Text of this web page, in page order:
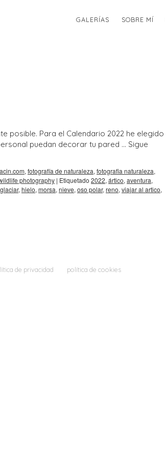
GALERÍAS SOBRE MÍ
posible. Para el Calendario 2022 he elegido
puedan decorar tu pared … Sigue
, fotografía de naturaleza, fotografia naturaleza,
photography | Etiquetado 2022, ártico, aventura,
glaciar, hielo, morsa, nieve, oso polar, reno, viajar al artico,
de privacidad política de cookies